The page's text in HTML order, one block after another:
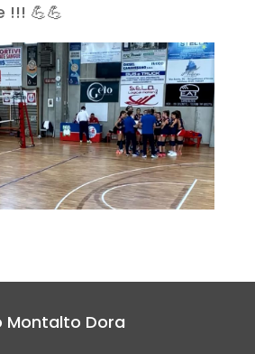
!!! 💪💪
Montalto Dora